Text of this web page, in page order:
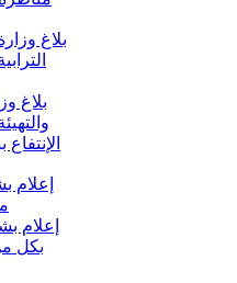
بلاغ
بكل